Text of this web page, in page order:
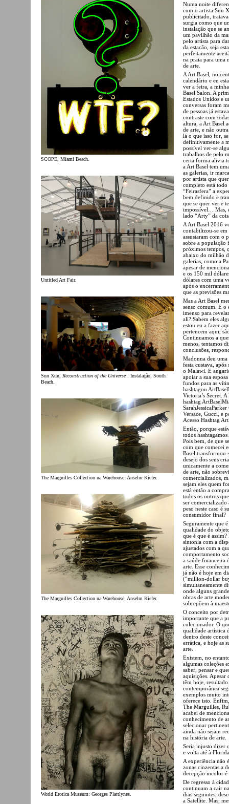
SCOPE, Miami Beach.
Untitled Art Fair.
Sun Xun, Reconstruction of the Universe. Instalação, South
Beach.
The Marguilles Collection na Warehouse: Anselm Kiefer.
The Marguilles Collection na Warehouse: Anselm Kiefer.
World Erotica Museum: Georges Plattlynes.
Numa noite
com o artista Sun
publicitado,
surgia como que
instalação que se
um pavilhão da
pelo artista para
da estacão, seja
perfeitamente
na praia para uma
de arte.
A Art Basel, no
calendário e eu
ver a feira, a
Basel Salon. A
Estados Unidos e
conversas foram
de pessoas já
contraste com
altura, a Art Basel
de arte, e não
lá o que isso for,
definitivamente a
possível ver-se
trabalhos de pelo
certa forma alivia
a Art Basel tem
as galerias, ir
por artista que
completo está
“Feirasfera” a
bem definido e
que se quer ver e
impossível… Mas,
lado “Arty” da
A Art Basel 2016
contabilizou-se em
assustaram com o
sobre a população
próximos tempos,
abaixo do milhão
galerias, como a
apesar de
e os 150 mil
dólares com uma
após o
que as previsões
Mas a Art Basel
senso comum. E o
imenso para
ali? Sabem eles
estou eu a fazer
pertencem aqui,
Continuamos a
menos, tentamos
conclusões,
Madonna deu uma
festa custava,
o Malawi. E
apoiar a sua
fundos para as
hashtagou
Victoria’s Secret.
hashtag
Versace, Gucci, e
Acesso Hashtag
Então, porque
todos
Pois bem, de que
com que comecei
Basel transformou-
desejo dos seus
unicamente a
de arte, não
comercializados,
sejam eles quem
está então a
todos os outros
ser
peso neste caso é
consumidor final?
Seguramente que
qualidade do
que é que é
sintonia com a
ajustados com a
comportamento
a saúde financeira
arte. Esse
já não é hoje em
(“million-dollar
simultaneamente
onde alguns
obras de arte
sobrepõem à
O conceito por
importante que a
colecionador. O
qualidade artística
dentro deste
errática, e hoje as
arte.
Existem, no
algumas coleções
saber, pensar e
aquisições. Apesar
têm hoje,
contemporânea
exemplos muito
oferece isto.
The Marguilles,
acabei de
conhecimento de
selecionar
ainda não sejam
na história de arte.
Seria injusto dizer
e volta até à
A experiência não
zonas cinzentas a
decepção incolor
De regresso à
continuam a cair
dias seguintes,
a Satellite. Mas,